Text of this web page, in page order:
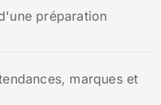
préparation
marques et